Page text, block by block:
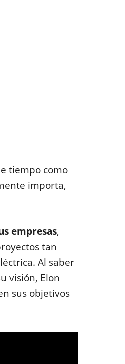
tiempo como
importa,
empresas,
tan
Al saber
visión, Elon
sus objetivos